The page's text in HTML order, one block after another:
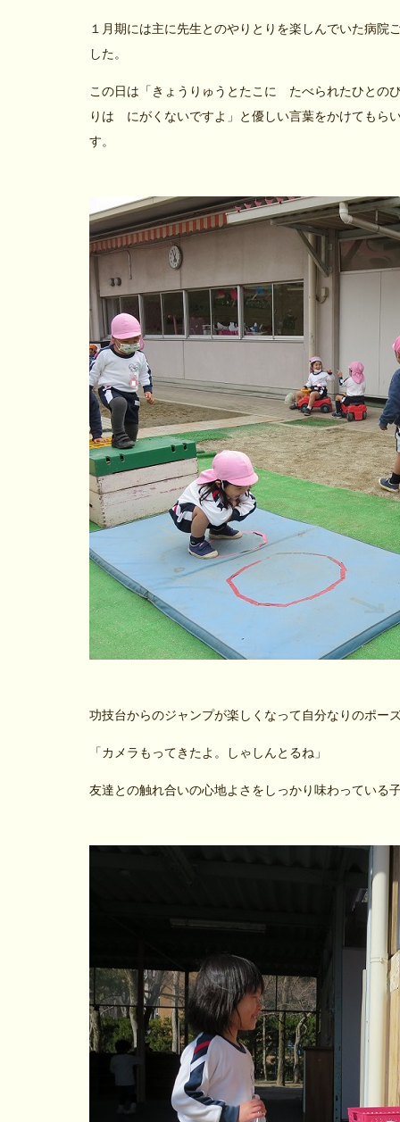
１月期には主に先生とのやりとりを楽しんでいた病
した。
この日は「きょうりゅうとたこに たべられたひとの
りは にがくないですよ」と優しい言葉をかけてもら
す。
功技台からのジャンプが楽しくなって自分なりのポー
「カメラもってきたよ。しゃしんとるね」
友達との触れ合いの心地よさをしっかり味わっている